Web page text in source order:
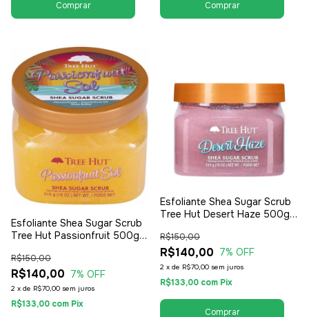
Esfoliante Shea Sugar Scrub
Tree Hut Passionfruit 500g -
R$140,00
R$150,00
7% OFF
2 x de R$70,00 sem juros
R$133,00 com Pix
Esfoliante Shea Sugar Scrub
Tree Hut Desert Haze 500g -
R$140,00
R$150,00
7% OFF
2 x de R$70,00 sem juros
R$133,00 com Pix